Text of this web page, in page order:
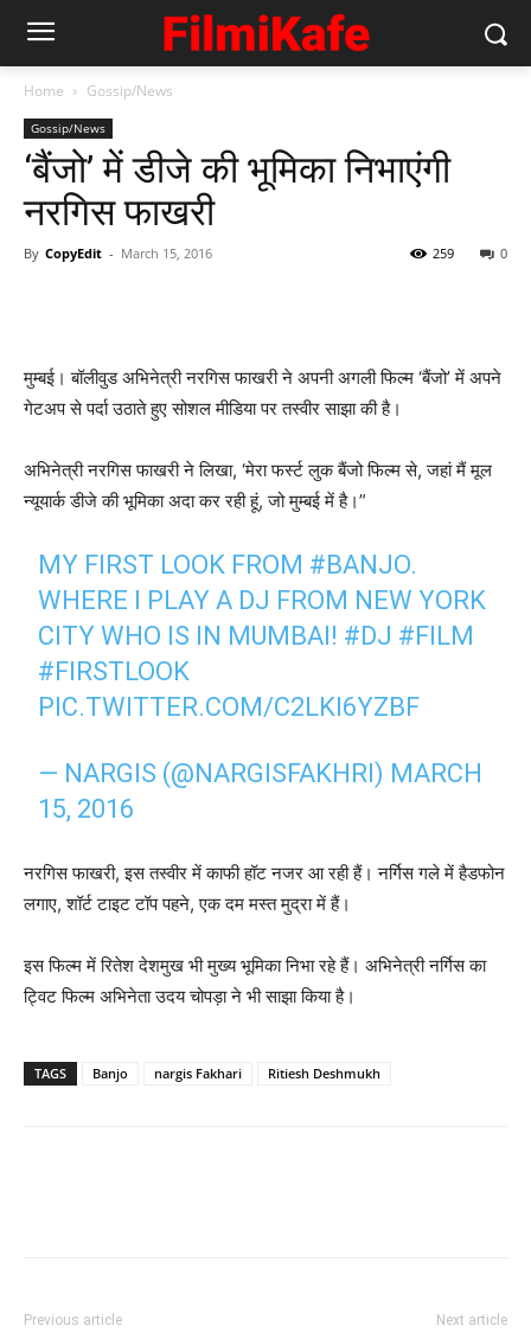
Home Gossip/News
Gossip/News
‘बैंजो’ में डीजे की भूमिका निभाएंगी
नरगिस फाखरी
By CopyEdit - March 15, 2016 0
259
मुम्‍बई। बॉलीवुड अभिनेत्री नरगिस फाखरी ने अपनी अगली फिल्‍म ‘बैंजो’ में अपने
गेटअप से पर्दा उठाते हुए सोशल मीडिया पर तस्‍वीर साझा की है।
अभिनेत्री नरगिस फाखरी ने लिखा, ‘मेरा फर्स्‍ट लुक बैंजो फिल्‍म से, जहां मैं मूल
न्‍यूयार्क डीजे की भूमिका अदा कर रही हूं, जो मुम्‍बई में है।”
MY FIRST LOOK FROM #BANJO.
WHERE I PLAY A DJ FROM NEW YORK
CITY WHO IS IN MUMBAI! #DJ #FILM
#FIRSTLOOK
PIC.TWITTER.COM/C2LKI6YZBF
— NARGIS (@NARGISFAKHRI) MARCH
15, 2016
नरगिस फाखरी, इस तस्‍वीर में काफी हॉट नजर आ रही हैं। नर्गिस गले में हैडफोन
लगाए, शॉर्ट टाइट टॉप पहने, एक दम मस्‍त मुद्रा में हैं।
इस फिल्‍म में रितेश देशमुख भी मुख्‍य भूमिका निभा रहे हैं। अभिनेत्री नर्गिस का
ट्विट फिल्‍म अभिनेता उदय चोपड़ा ने भी साझा किया है।
TAGS Banjo nargis Fakhari Ritiesh Deshmukh
Previous article Next article